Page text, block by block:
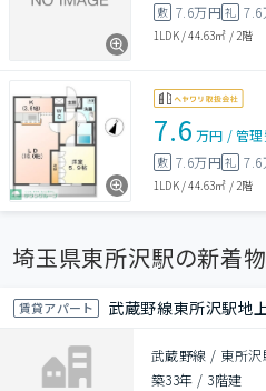
敷 7.6万円礼 7.6
1LDK/44.63㎡ / 2階
7.6 万円 /管
敷 7.6万円礼 7.6
1LDK/44.63㎡ /2階
埼玉県東所沢駅の新着
賃貸アパート 武蔵野線東所沢駅地
武蔵野線 / 東所沢
築33年 / 3階建